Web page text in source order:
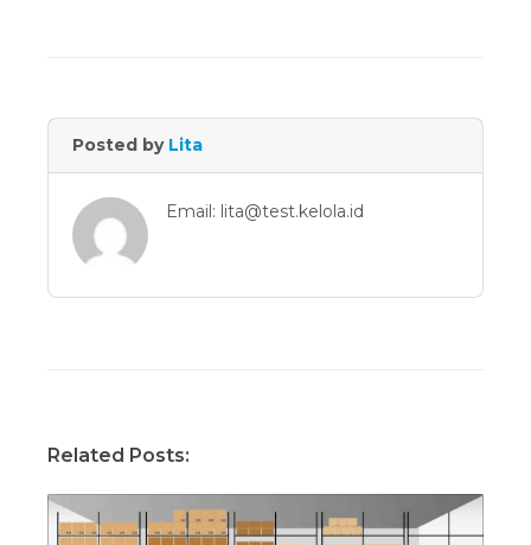
Posted by Lita
Email: lita@test.kelola.id
Related Posts: